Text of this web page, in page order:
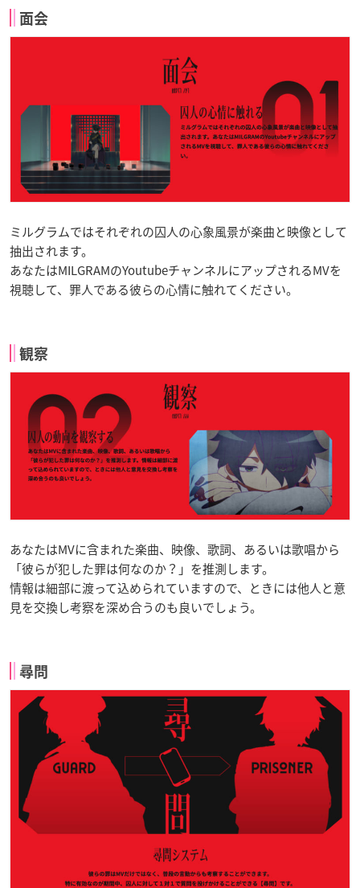
面会
ミルグラムではそれぞれの囚人の心象風景が楽曲と映像として
抽出されます。
あなたはMILGRAMのYoutubeチャンネルにアップされるMVを
視聴して、罪人である彼らの心情に触れてください。
観察
あなたはMVに含まれた楽曲、映像、歌詞、あるいは歌唱から
「彼らが犯した罪は何なのか？」を推測します。
情報は細部に渡って込められていますので、ときには他人と意
見を交換し考察を深め合うのも良いでしょう。
尋問